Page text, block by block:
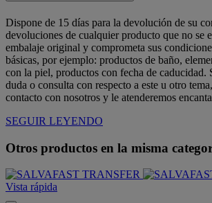
Dispone de 15 días para la devolución de su
devoluciones de cualquier producto que no se
embalaje original y comprometa sus
básicas, por ejemplo: productos de baño,
con la piel, productos con fecha de caducidad.
duda o consulta con respecto a este u otro
contacto con nosotros y le atenderemos
SEGUIR LEYENDO
Otros productos en la misma
Vista rápida